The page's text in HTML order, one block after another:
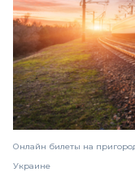
Онлайн билеты на
Украине